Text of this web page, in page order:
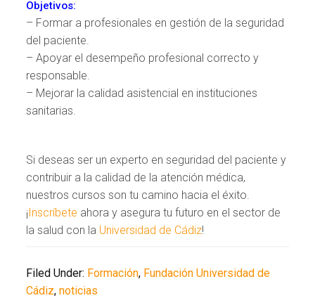
Objetivos:
– Formar a profesionales en gestión de la seguridad
del paciente.
– Apoyar el desempeño profesional correcto y
responsable.
– Mejorar la calidad asistencial en instituciones
sanitarias.
Si deseas ser un experto en seguridad del paciente y
contribuir a la calidad de la atención médica,
nuestros cursos son tu camino hacia el éxito.
¡Inscríbete ahora y asegura tu futuro en el sector de
la salud con la Universidad de Cádiz!
Filed Under: Formación, Fundación Universidad de
Cádiz,noticias